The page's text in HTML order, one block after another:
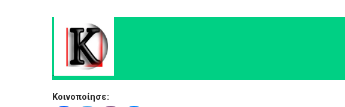
.
Κοινοποίησε: